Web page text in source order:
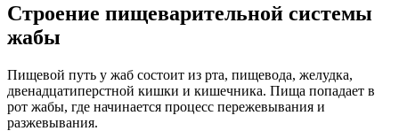
Строение пищеварительной системы
жабы
Пищевой путь у жаб состоит из рта, пищевода, желудка,
двенадцатиперстной кишки и кишечника. Пища попадает в
рот жабы, где начинается процесс пережевывания и
разжевывания.